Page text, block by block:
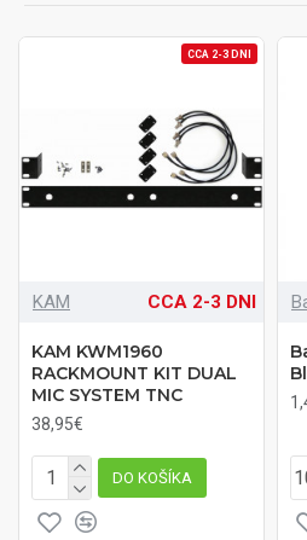
CCA 2-3 DNI
KAM CCA 2-3 DNI
KAM KWM1960
RACKMOUNT KIT DUAL
MIC SYSTEM TNC
38,95€
DO KOŠÍKA